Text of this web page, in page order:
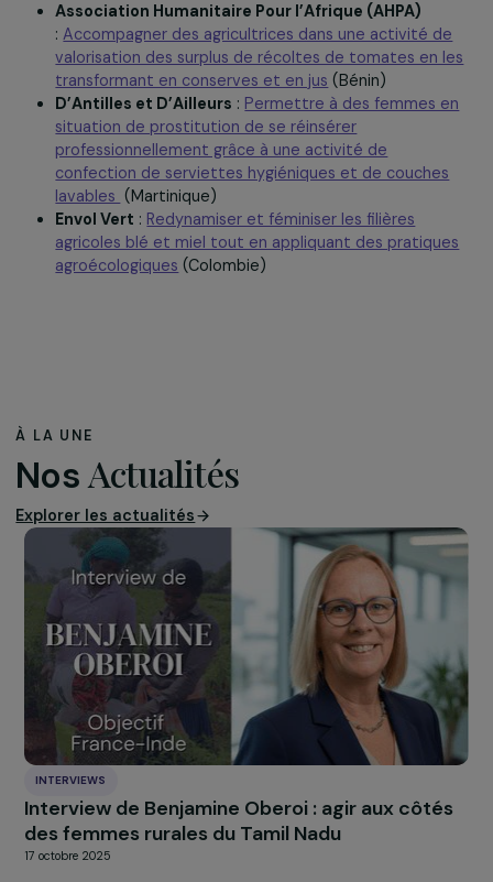
grâce à l’activité des abeilles(Burkina Faso)
Chaussettes Solidaires:Soutenir l’insertion
économique de femmes en situation de précarité
une activité de confection de vêtements à partir
chutes de tissus et de chaussettes
récupérées(France)
SOL:Promouvoir l’installation de femmes non
du milieu agricole dans des activités d’agriculture
biologique (France)
Association Humanitaire Pour l’Afrique (AHPA)
:Accompagner des agricultrices dans une activité
Envol Vert:Redynamiser et féminiser les filières
agroécologiques(Colombie)
À LA UNE
NosActualités
Explorer les actualités